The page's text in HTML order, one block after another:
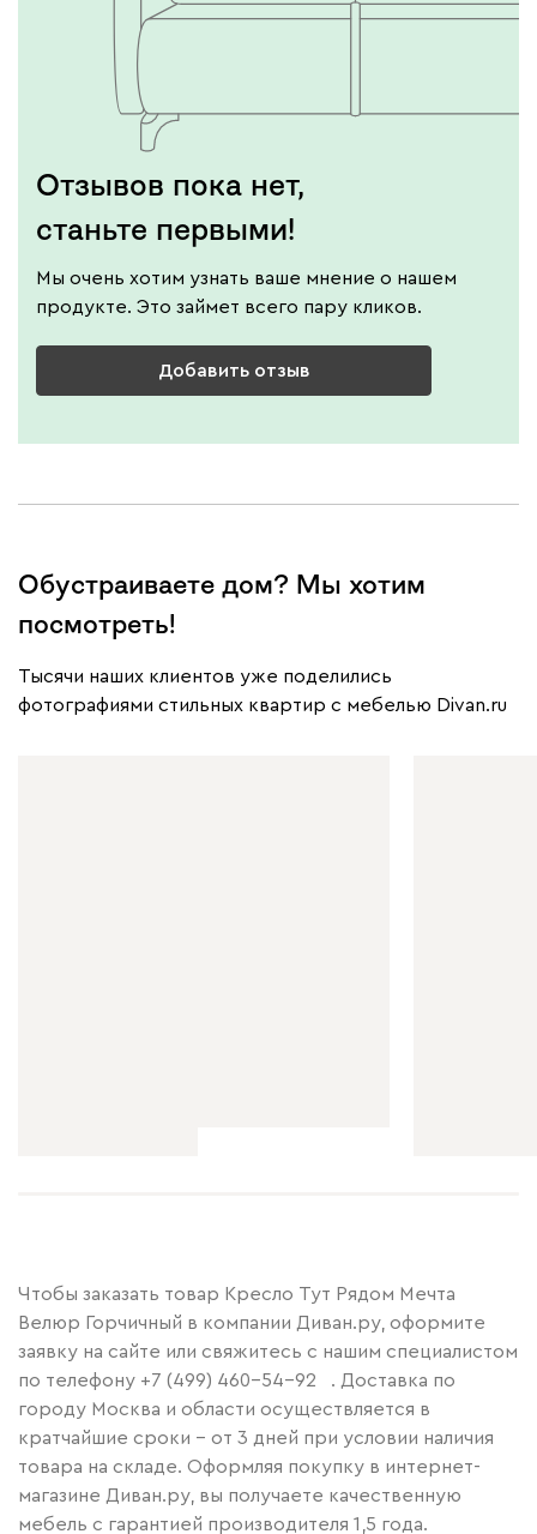
Отзывов пока нет,
станьте первыми!
Мы очень хотим узнать ваше мнение о нашем
продукте. Это займет всего пару кликов.
Добавить отзыв
Обустраиваете дом? Мы хотим
посмотреть!
Тысячи наших клиентов уже поделились
фотографиями стильных квартир с мебелью Divan.ru
Чтобы заказать товар Кресло Тут Рядом Мечта
Велюр Горчичный в компании Диван.ру, оформите
заявку на сайте или свяжитесь с нашим специалистом
по телефону +7 (499) 460-54-92
. Доставка по
городу Москва и области осуществляется в
кратчайшие сроки – от 3 дней при условии наличия
товара на складе. Оформляя покупку в интернет-
магазине Диван.ру, вы получаете качественную
мебель с гарантией производителя 1,5 года.